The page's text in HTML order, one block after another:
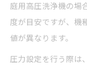
庭用高圧洗浄機の場
度が目安ですが、機
値が異なります。
圧力設定を行う際は